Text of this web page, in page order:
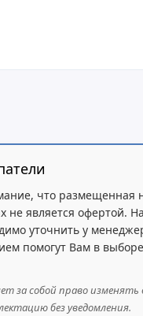
технические
что размещенная
не является офертой.
уточнить у
помогут Вам в
за собой право
без уведомления.